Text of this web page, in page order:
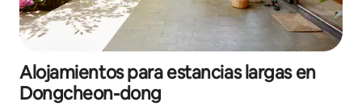
Alojamientos para estancias largas en
Dongcheon-dong